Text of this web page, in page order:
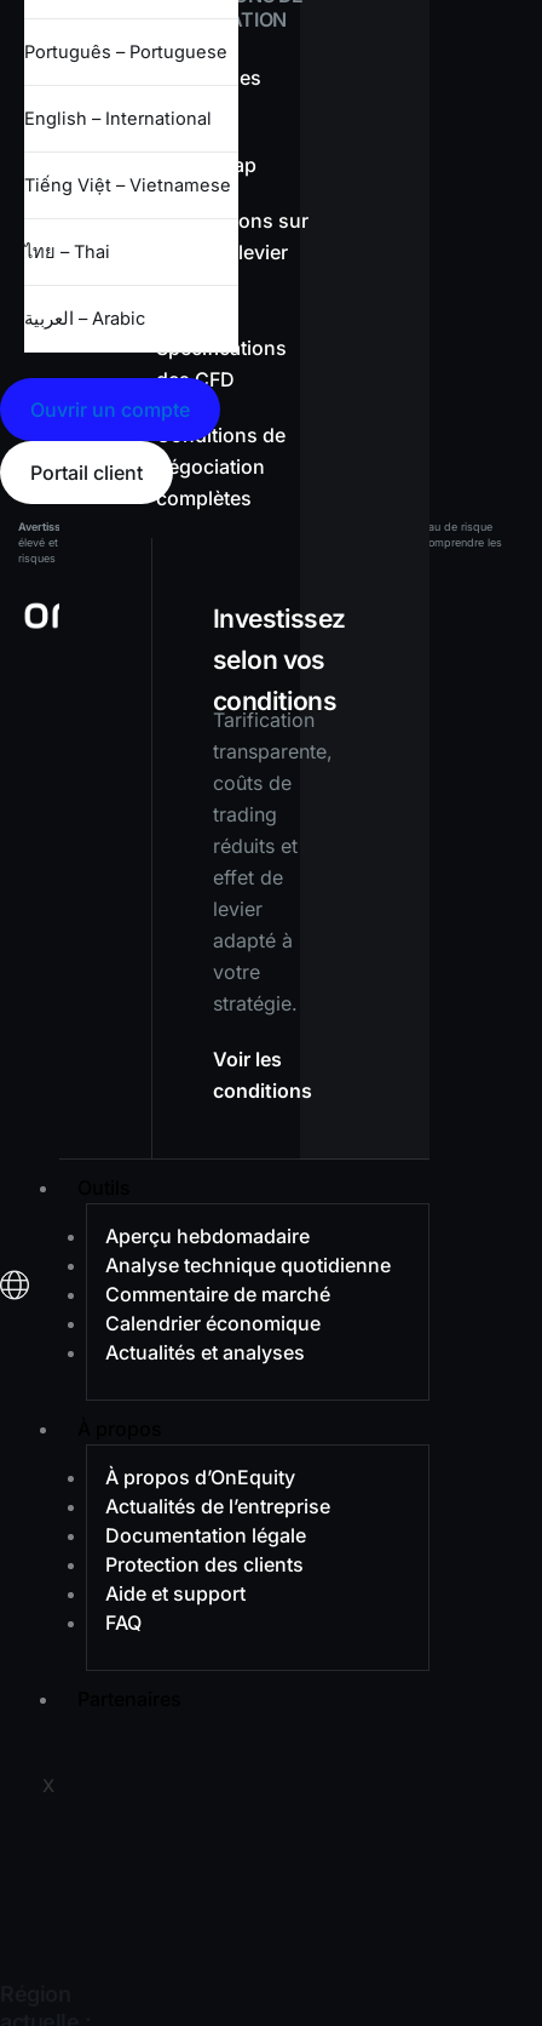
NÉGOCIATION
Aperçu des
spreads
Sans swap
Informations sur
l’effet de levier
Spécifications
des CFD
Conditions de
négociation
complètes
Investissez
selon vos
conditions
Tarification
transparente,
coûts de
trading
réduits et
effet de
levier
adapté à
votre
stratégie.
Voir les
conditions
Aperçu hebdomadaire
Analyse technique quotidienne
Commentaire de marché
Calendrier économique
Actualités et analyses
À propos d’OnEquity
Actualités de l’entreprise
Documentation légale
Protection des clients
Aide et support
FAQ
X
Português – Portuguese
English – International
Tiếng Việt – Vietnamese
ไทย – Thai
العربية – Arabic
Ouvrir un compte
Portail client
Avertissement sur les risques :
Les produits à effet de levier présentent un niveau de risque
élevé et peuvent entraîner la perte de tout votre capital. Assurez-vous de bien comprendre les
risques avant d’investir.